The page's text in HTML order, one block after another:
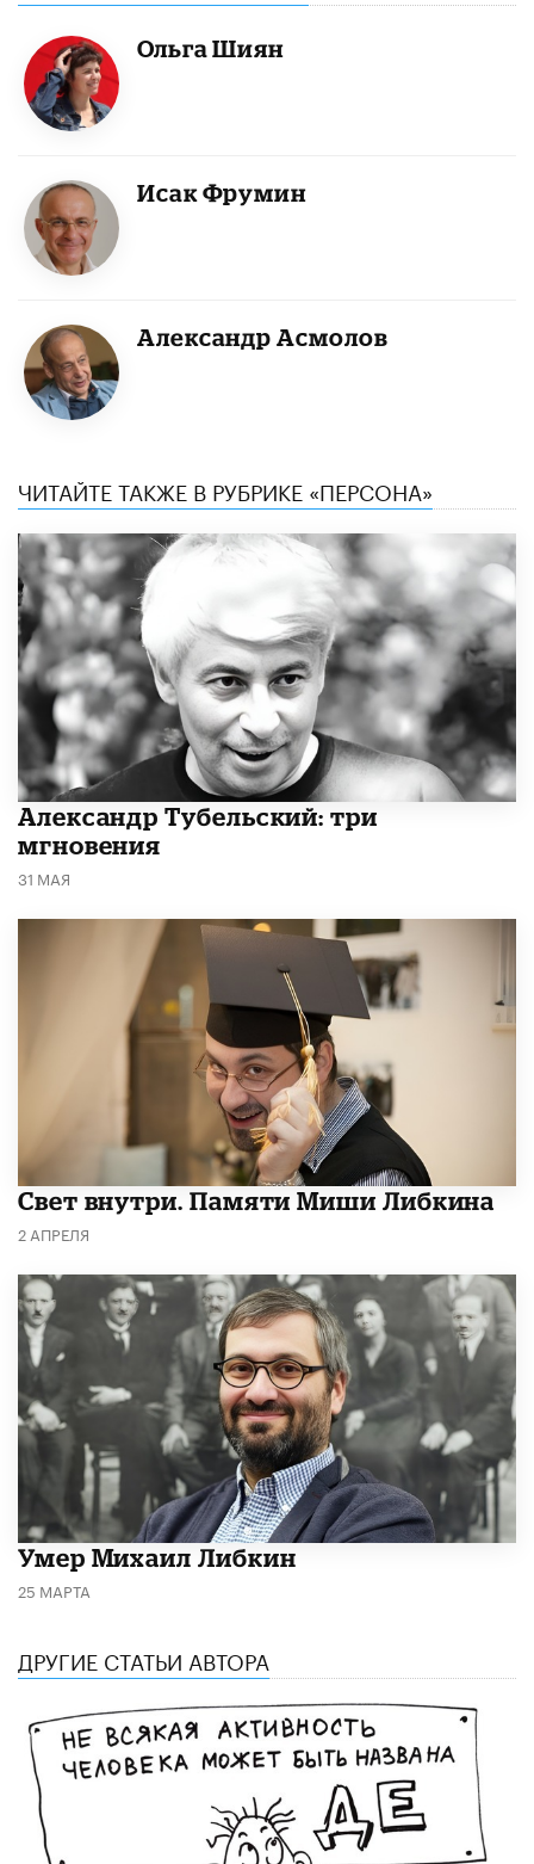
Ольга Шиян
Исак Фрумин
Александр Асмолов
ЧИТАЙТЕ ТАКЖЕ В РУБРИКЕ «ПЕРСОНА»
Александр Тубельский: три
мгновения
31 МАЯ
​Свет внутри. Памяти Миши Либкина
2 АПРЕЛЯ
​Умер Михаил Либкин
25 МАРТА
ДРУГИЕ СТАТЬИ АВТОРА